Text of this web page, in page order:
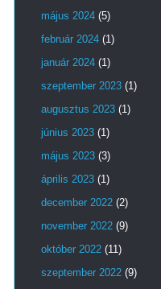
május 2024 (5)
február 2024 (1)
január 2024 (1)
szeptember 2023 (1)
augusztus 2023 (1)
június 2023 (1)
május 2023 (3)
április 2023 (1)
december 2022 (2)
november 2022 (9)
október 2022 (11)
szeptember 2022 (9)